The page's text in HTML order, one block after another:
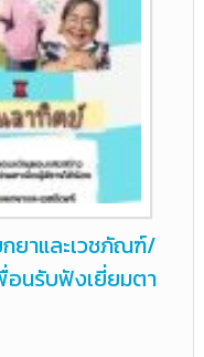
ยาและเวชภัณฑ์/
นรับฟังเยี่ยมตา